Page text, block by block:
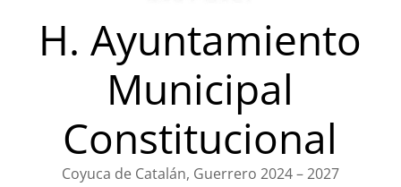
H. Ayuntamiento
Municipal
Constitucional
Coyuca de Catalán, Guerrero 2024 – 2027